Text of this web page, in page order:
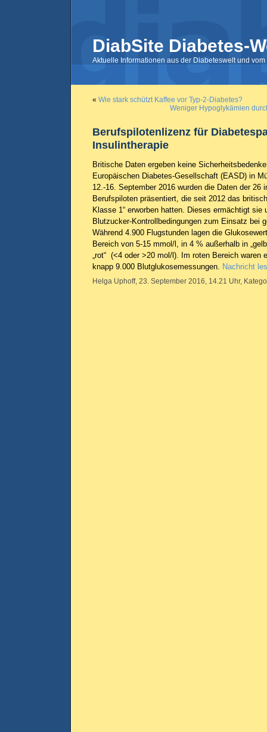
DiabSite Diabetes-
Aktuelle Informationen aus der Diabeteswelt und
« Wie stark schützt Kaffee vor Typ-2-Diabetes?
Weniger Hypoglykämien
Berufspilotenlizenz für
Insulintherapie
Britische Daten ergeben keine
Europäischen Diabetes-Gesellschaft (EASD) in
12.-16. September 2016 wurden die Daten der 26
Berufspiloten präsentiert, die seit 2012 das
Klasse 1“ erworben hatten. Dieses ermächtigt sie
Blutzucker-Kontrollbedingungen zum Einsatz bei
Während 4.900 Flugstunden lagen die
Bereich von 5-15 mmol/l, in 4 % außerhalb in
„rot“ (<4 oder >20 mol/l). Im roten Bereich waren
knapp 9.000 Blutglukosemessungen. Nachricht
Helga Uphoff, 23. September 2016, 14.21 Uhr,